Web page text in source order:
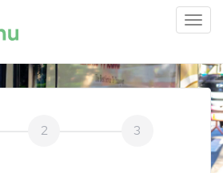
2 3